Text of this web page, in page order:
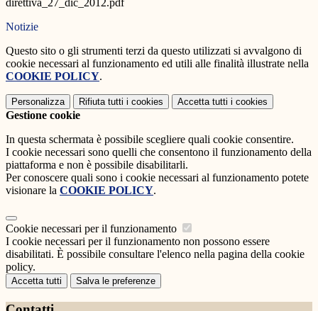
direttiva_27_dic_2012.pdf
Notizie
Questo sito o gli strumenti terzi da questo utilizzati si avvalgono di
cookie necessari al funzionamento ed utili alle finalità illustrate nella
COOKIE POLICY.
Personalizza Rifiuta tutti i cookies Accetta tutti i cookies
Gestione cookie
In questa schermata è possibile scegliere quali cookie consentire.
I cookie necessari sono quelli che consentono il funzionamento della
piattaforma e non è possibile disabilitarli.
Per conoscere quali sono i cookie necessari al funzionamento potete
visionare la COOKIE POLICY.
Cookie necessari per il funzionamento
I cookie necessari per il funzionamento non possono essere
disabilitati. È possibile consultare l'elenco nella pagina della cookie
policy.
Accetta tutti Salva le preferenze